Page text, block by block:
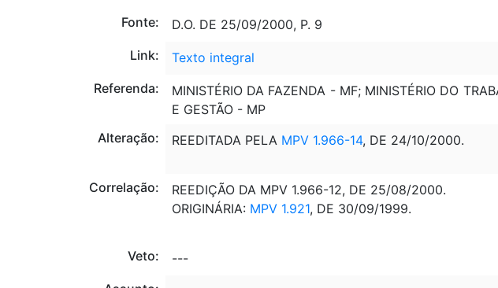
Fonte:
D.O. DE 25/09/2000, P. 9
Link:
Texto integral
Referenda:
MINISTÉRIO DA FAZENDA - MF; MINISTÉRIO DO
E GESTÃO - MP
Alteração:
REEDITADA PELA MPV 1.966-14, DE 24/10/2000.
Correlação:
REEDIÇÃO DA MPV 1.966-12, DE 25/08/2000.
ORIGINÁRIA: MPV 1.921, DE 30/09/1999.
Veto:
---